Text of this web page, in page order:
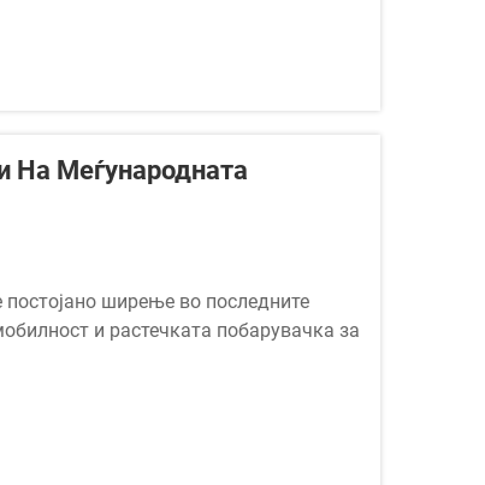
На Меѓународната
ширење во последните
и растечката побарувачка за
на транзит. Помеѓу најчестите...